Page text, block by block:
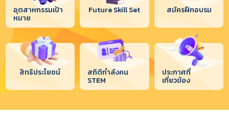
อุตสาหกรรมเป้า
หมาย
Future Skill Set สมัครฝึกอบรม
สิทธิประโยชน์ สถิติกำลังคน
STEM
ประกาศที่
เกี่ยวข้อง